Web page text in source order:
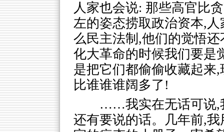
人家也会说: 那些高官比
左的姿态捞取政治资本,
么民主法制,他们的觉悟
化大革命的时候我们要是
是把它们都偷偷收藏起来
比谁谁谁阔多了!
……我实在无话可说,
还有要说的话。几年前,